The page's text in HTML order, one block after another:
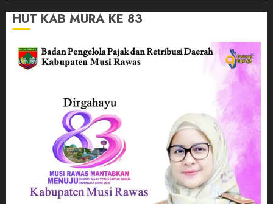
HUT KAB MURA KE 83